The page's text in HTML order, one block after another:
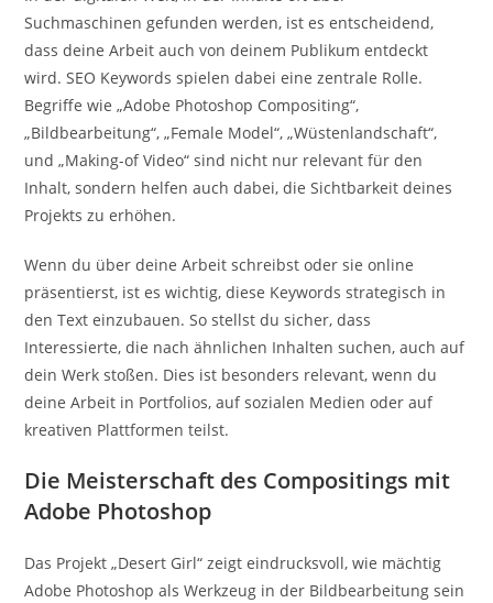
Suchmaschinen gefunden werden, ist es entscheidend,
dass deine Arbeit auch von deinem Publikum entdeckt
wird. SEO Keywords spielen dabei eine zentrale Rolle.
Begriffe wie „Adobe Photoshop Compositing“,
„Bildbearbeitung“, „Female Model“, „Wüstenlandschaft“,
und „Making-of Video“ sind nicht nur relevant für den
Inhalt, sondern helfen auch dabei, die Sichtbarkeit deines
Projekts zu erhöhen.
Wenn du über deine Arbeit schreibst oder sie online
präsentierst, ist es wichtig, diese Keywords strategisch in
den Text einzubauen. So stellst du sicher, dass
Interessierte, die nach ähnlichen Inhalten suchen, auch auf
dein Werk stoßen. Dies ist besonders relevant, wenn du
deine Arbeit in Portfolios, auf sozialen Medien oder auf
kreativen Plattformen teilst.
Die Meisterschaft des Compositings mit
Adobe Photoshop
Das Projekt „Desert Girl“ zeigt eindrucksvoll, wie mächtig
Adobe Photoshop als Werkzeug in der Bildbearbeitung sein